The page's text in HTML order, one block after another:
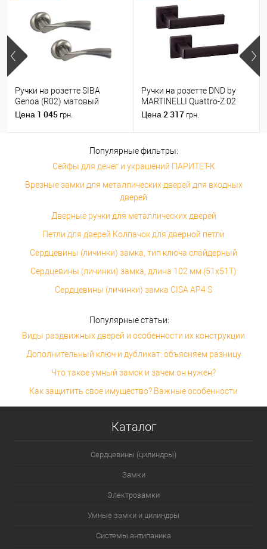
Ручки на розетте SIBA
Genoa (R02) матовый
никель
Цена 1 045 грн.
Ручки на розетте DND by
MARTINELLI Quattro-Z 02
ZNE черный
Цена 2 317 грн.
Популярные фильтры:
Сейфы для денег и украшений ПАРИТЕТ-К
Врезные замки для металлических дверей для входных
дверей
Дверные ручки для металлических дверей
Петли для дверей Колпачок для дверной петли
Сердцевины (личинки) замка, тип ключа слайдерный
Сердцевины (личинки) замка, длина 102 мм (51x51T)
Сердцевины (личинки) замка CISA AP4 S
Популярные статьи:
Виды раздвижных дверей и особенности их конструкции
Дополнительный ключ и дубликат: объясняем разницу
Что такое умный замок и зачем он нужен?
Как защитить свое имущество? Важные особенности
Каталог
Сердцевины (цилиндры)
Замки
Электрозамки
Умные замки и цилиндры
Системы антипаника